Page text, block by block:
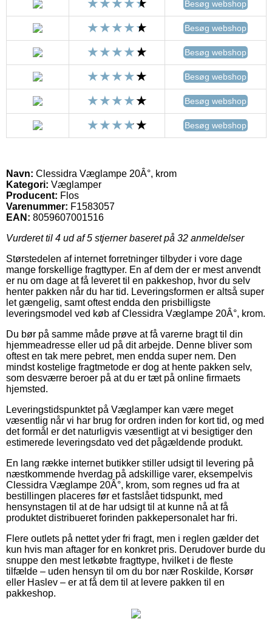
Besøg webshop
Besøg webshop
Besøg webshop
Besøg webshop
Besøg webshop
Besøg webshop
Navn: Clessidra Væglampe 20Â°, krom
Kategori: Væglamper
Producent: Flos
Varenummer: F1583057
EAN: 8059607001516
Vurderet til 4 ud af 5 stjerner baseret på 32 anmeldelser
Størstedelen af internet forretninger tilbyder i vore dage
mange forskellige fragttyper. En af dem der er mest anvendt
er nu om dage at få leveret til en pakkeshop, hvor du selv
henter pakken når du har tid. Leveringsformen er altså super
let gængelig, samt oftest endda den prisbilligste
leveringsmodel ved køb af Clessidra Væglampe 20Â°, krom.
Du bør på samme måde prøve at få varerne bragt til din
hjemmeadresse eller ud på dit arbejde. Denne bliver som
oftest en tak mere pebret, men endda super nem. Den
mindst kostelige fragtmetode er dog at hente pakken selv,
som desværre beroer på at du er tæt på online firmaets
hjemsted.
Leveringstidspunktet på Væglamper kan være meget
væsentlig når vi har brug for ordren inden for kort tid, og med
det formål er det naturligvis væsentligt at vi besigtiger den
estimerede leveringsdato ved det pågældende produkt.
En lang række internet butikker stiller udsigt til levering på
næstkommende hverdag på adskillige varer, eksempelvis
Clessidra Væglampe 20Â°, krom, som regnes ud fra at
bestillingen placeres før et fastslået tidspunkt, med
hensynstagen til at de har udsigt til at kunne nå at få
produktet distribueret forinden pakkepersonalet har fri.
Flere outlets på nettet yder fri fragt, men i reglen gælder det
kun hvis man aftager for en konkret pris. Derudover burde du
snuppe den mest letkøbte fragttype, hvilket i de fleste
tilfælde – uden hensyn til om du bor nær Roskilde, Korsør
eller Haslev – er at få dem til at levere pakken til en
pakkeshop.